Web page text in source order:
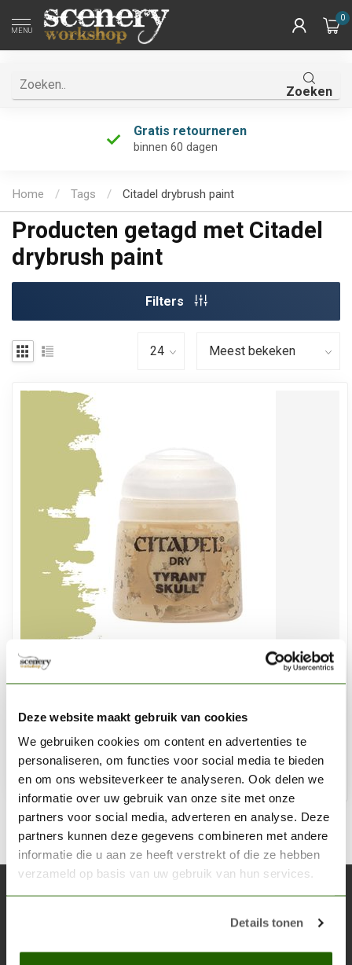
Deze website maakt gebruik van cookies
We gebruiken cookies om content en advertenties te
personaliseren, om functies voor social media te bieden
en om ons websiteverkeer te analyseren. Ook delen we
informatie over uw gebruik van onze site met onze
partners voor social media, adverteren en analyse. Deze
partners kunnen deze gegevens combineren met andere
informatie die u aan ze heeft verstrekt of die ze hebben
verzameld op basis van uw gebruik van hun services.
Details tonen
MENU
0
Zoeken
Gratis retourneren
binnen 60 dagen
Home / Tags / Citadel drybrush paint
Producten getagd met Citadel
drybrush paint
Filters
CITADEL
Tyrant Skull - Dry Paint - 12ml - 23-10
€3,60
Niet op voorraad
Abonneer je op onze nieuwsbrief
Blijf op de hoogte over onze laatste acties